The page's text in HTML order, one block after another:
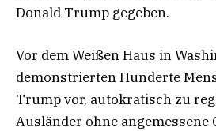
Donald Trump gegeben.
Vor dem Weißen Haus in
demonstrierten Hunderte
Trump vor, autokratisch zu
Ausländer ohne